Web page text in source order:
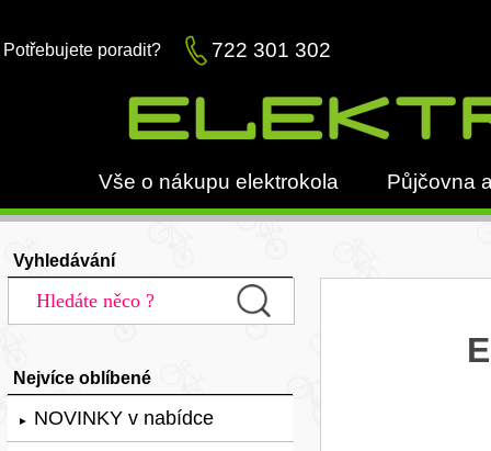
Potřebujete poradit? 722 301 302
Vše o nákupu elektrokola Půjčovna
Vyhledávání
Nejvíce oblíbené
► NOVINKY v nabídce